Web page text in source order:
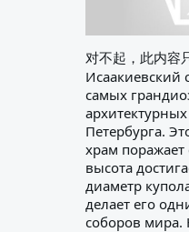
对不起，此内容
Исаакиевский
самых
Петербурга.
храм
высота
диаметр
делает его
соборов мира.